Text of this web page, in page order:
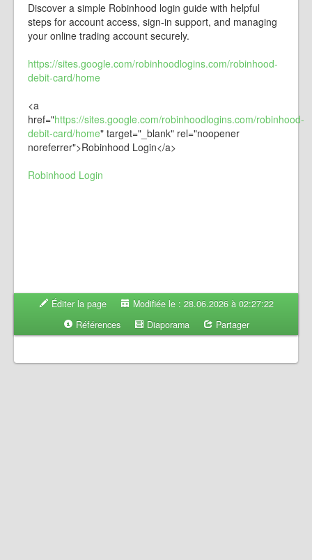
Discover a simple Robinhood login guide with helpful
steps for account access, sign-in support, and managing
your online trading account securely.
https://sites.google.com/robinhoodlogins.com/robinhood-
debit-card/home
<a
href="https://sites.google.com/robinhoodlogins.com/robinhood-
debit-card/home" target="_blank" rel="noopener
noreferrer">Robinhood Login</a>
Robinhood Login
Éditer la page
Modifiée le : 28.06.2026 à 02:27:22
Références
Diaporama Partager